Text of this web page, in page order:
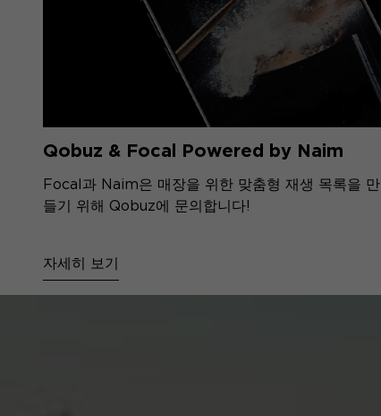
Qobuz & Focal Powered by Naim
Focal과 Naim은 매장을 위한 맞춤형 재생 목록을 만
들기 위해 Qobuz에 문의합니다!
자세히 보기